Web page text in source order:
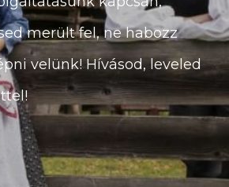
merült fel, ne habozz
velünk! Hívásod, leveled